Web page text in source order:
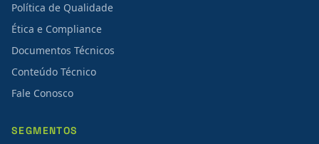
Política de Qualidade
Ética e Compliance
Documentos Técnicos
Conteúdo Técnico
Fale Conosco
SEGMENTOS